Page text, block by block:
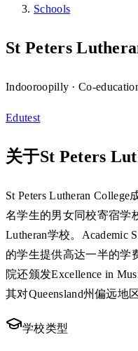
Schools
St Peters
Indooroopilly · Co-
Edutest
关于St Peters
St Peters Lutheran
名学生的男女同校寄宿学
Lutheran学校。Academic
的学生提供高达一半的学
院还颁发Excellence in
其对Queensland州偏远地
学校类型